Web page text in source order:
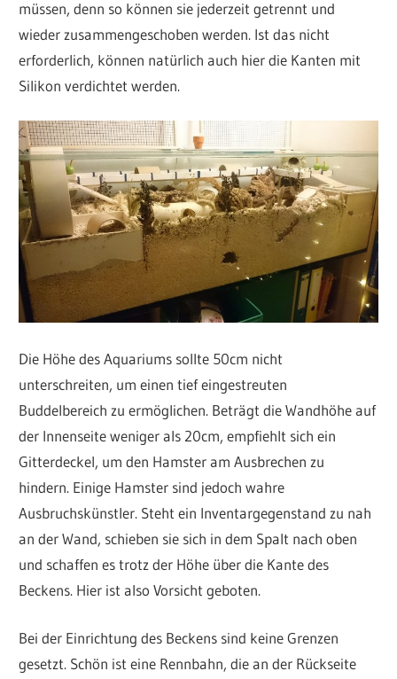
müssen, denn so können sie jederzeit getrennt und
wieder zusammengeschoben werden. Ist das nicht
erforderlich, können natürlich auch hier die Kanten mit
Silikon verdichtet werden.
Die Höhe des Aquariums sollte 50cm nicht
unterschreiten, um einen tief eingestreuten
Buddelbereich zu ermöglichen. Beträgt die Wandhöhe auf
der Innenseite weniger als 20cm, empfiehlt sich ein
Gitterdeckel, um den Hamster am Ausbrechen zu
hindern. Einige Hamster sind jedoch wahre
Ausbruchskünstler. Steht ein Inventargegenstand zu nah
an der Wand, schieben sie sich in dem Spalt nach oben
und schaffen es trotz der Höhe über die Kante des
Beckens. Hier ist also Vorsicht geboten.
Bei der Einrichtung des Beckens sind keine Grenzen
gesetzt. Schön ist eine Rennbahn, die an der Rückseite